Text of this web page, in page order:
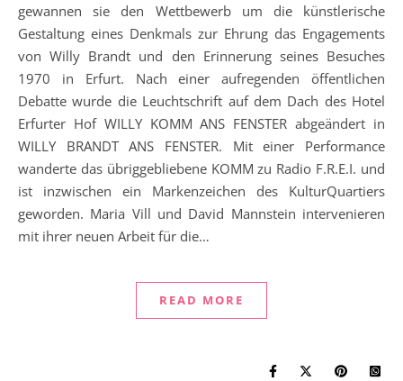
gewannen sie den Wettbewerb um die künstlerische
Gestaltung eines Denkmals zur Ehrung das Engagements
von Willy Brandt und den Erinnerung seines Besuches
1970 in Erfurt. Nach einer aufregenden öffentlichen
Debatte wurde die Leuchtschrift auf dem Dach des Hotel
Erfurter Hof WILLY KOMM ANS FENSTER abgeändert in
WILLY BRANDT ANS FENSTER. Mit einer Performance
wanderte das übriggebliebene KOMM zu Radio F.R.E.I. und
ist inzwischen ein Markenzeichen des KulturQuartiers
geworden. Maria Vill und David Mannstein intervenieren
mit ihrer neuen Arbeit für die…
READ MORE